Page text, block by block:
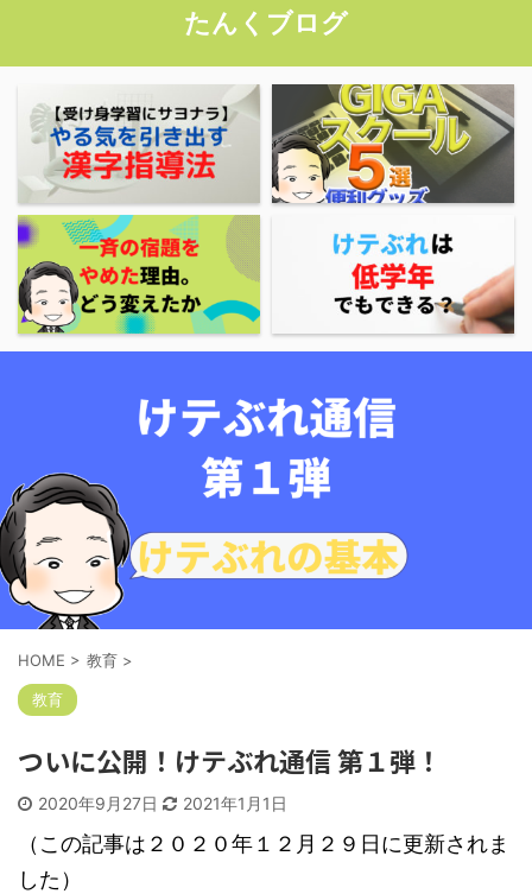
たんくブログ
HOME > 教育 >
教育
ついに公開！けテぶれ通信 第１弾！
2020年9月27日 2021年1月1日
（この記事は２０２０年１２月２９日に更新されま
した）